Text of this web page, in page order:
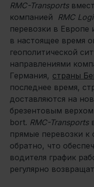
RMC-Transports
компанией RMC
перевозки в Европе
в настоящее время
геополитической
направлениями
Германия, страны
последнее время,
доставляются на
брезентовым
bort. RMC-Transports
прямые перевозки
обратно, что
водителя график
регулярно